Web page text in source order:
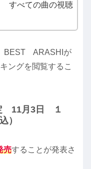
すべての曲の視聴
BEST ARASHIが
ングを閲覧するこ
11月3日 １
）
売することが発表さ